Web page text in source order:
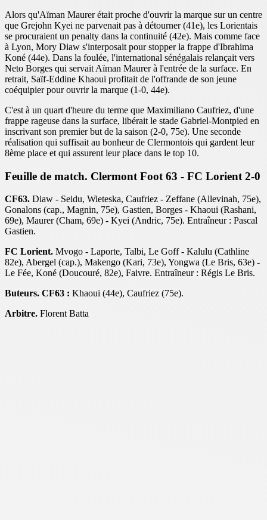
Alors qu'Aïman Maurer était proche d'ouvrir la marque sur un centre
que Grejohn Kyei ne parvenait pas à détourner (41e), les Lorientais
se procuraient un penalty dans la continuité (42e). Mais comme face
à Lyon, Mory Diaw s'interposait pour stopper la frappe d'Ibrahima
Koné (44e). Dans la foulée, l'international sénégalais relançait vers
Neto Borges qui servait Aïman Maurer à l'entrée de la surface. En
retrait, Saïf-Eddine Khaoui profitait de l'offrande de son jeune
coéquipier pour ouvrir la marque (1-0, 44e).
C'est à un quart d'heure du terme que Maximiliano Caufriez, d'une
frappe rageuse dans la surface, libérait le stade Gabriel-Montpied en
inscrivant son premier but de la saison (2-0, 75e). Une seconde
réalisation qui suffisait au bonheur de Clermontois qui gardent leur
8ème place et qui assurent leur place dans le top 10.
Feuille de match. Clermont Foot 63 - FC Lorient 2-0
CF63. Diaw - Seidu, Wieteska, Caufriez - Zeffane (Allevinah, 75e),
Gonalons (cap., Magnin, 75e), Gastien, Borges - Khaoui (Rashani,
69e), Maurer (Cham, 69e) - Kyei (Andric, 75e). Entraîneur : Pascal
Gastien.
FC Lorient. Mvogo - Laporte, Talbi, Le Goff - Kalulu (Cathline
82e), Abergel (cap.), Makengo (Kari, 73e), Yongwa (Le Bris, 63e) -
Le Fée, Koné (Doucouré, 82e), Faivre. Entraîneur : Régis Le Bris.
Buteurs. CF63 : Khaoui (44e), Caufriez (75e).
Arbitre. Florent Batta